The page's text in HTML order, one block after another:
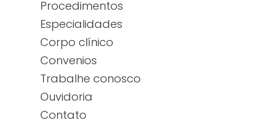
Procedimentos
Especialidades
Corpo clínico
Convenios
Trabalhe conosco
Ouvidoria
Contato